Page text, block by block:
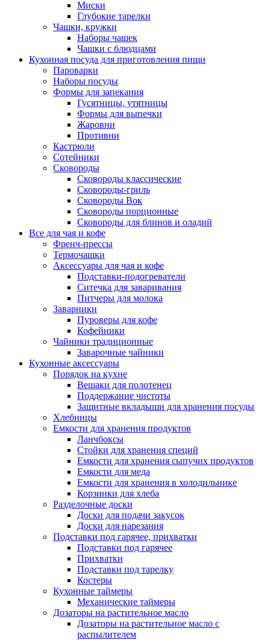
Миски
Глубокие тарелки
Чашки, кружки
Наборы чашек
Чашки с блюдцами
Кухонная посуда для приготовления пищи
Пароварки
Наборы посуды
Формы для запекания
Гусятницы, утятницы
Формы для выпечки
Жаровни
Противни
Кастрюли
Сотейники
Сковороды
Сковороды классические
Сковороды-гриль
Сковороды Вок
Сковороды порционные
Сковороды для блинов и оладий
Все для чая и кофе
Френч-прессы
Термочашки
Аксессуары для чая и кофе
Подставки-подогреватели
Ситечка для заваривания
Питчеры для молока
Заварники
Пуроверы для кофе
Кофейники
Чайники традиционные
Заварочные чайники
Кухонные аксессуары
Порядок на кухне
Вешаки для полотенец
Поддержание чистоты
Защитные вкладыши для хранения посуды
Хлебницы
Емкости для хранения продуктов
Ланчбоксы
Стойки для хранения специй
Емкости для хранения сыпучих продуктов
Емкости для меда
Емкости для хранения в холодильнике
Корзинки для хлеба
Разделочные доски
Доски для подачи закусок
Доски для нарезания
Подставки под гарячее, прихватки
Подставки под гарячее
Прихватки
Подставки под тарелку
Костеры
Кухонные таймеры
Механические таймеры
Дозаторы на растительное масло
Дозаторы на растительное масло с
распылителем